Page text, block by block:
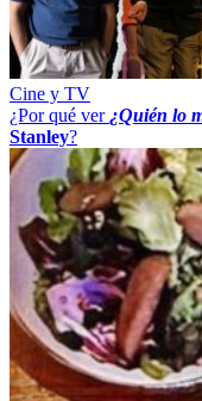
Cine y TV
¿Por qué ver ¿Quién lo
Stanley?